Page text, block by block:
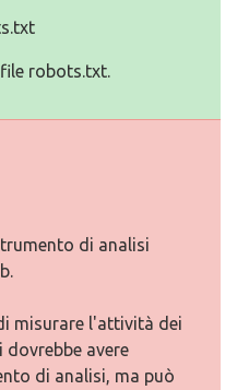
robots.txt.
di analisi
misurare l'attività dei
avere
di analisi, ma può